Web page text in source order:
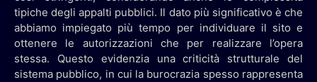
tipiche degli appalti pubblici. Il dato più significativo è che
abbiamo impiegato più tempo per individuare il sito e
ottenere le autorizzazioni che per realizzare l’opera
stessa. Questo evidenzia una criticità strutturale del
sistema pubblico, in cui la burocrazia spesso rappresenta